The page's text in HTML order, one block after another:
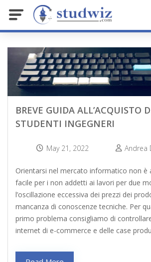
BREVE GUIDA ALL’ACQUISTO
STUDENTI INGEGNERI
May 21, 2022 Andrea
Orientarsi nel mercato informatico non è
facile per i non addetti ai lavori per due
l’oscillazione eccessiva dei prezzi dei
mancanza di conoscenze tecniche. Per
primo problema consigliamo di
internet di e-commerce e delle case